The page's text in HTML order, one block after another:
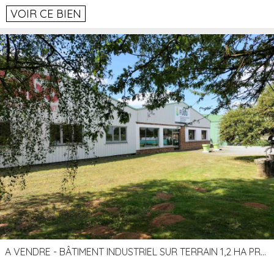
VOIR CE BIEN
A VENDRE - BÂTIMENT INDUSTRIEL SUR TERRAIN 1,2 HA PROCHE ÉCHANGEUR A10 - SOUDAN (79)